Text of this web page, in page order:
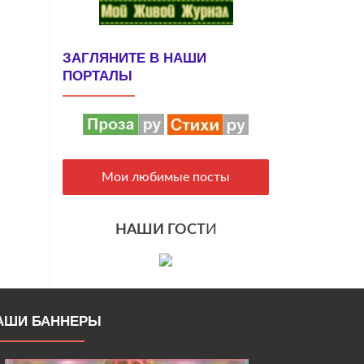
ЗАГЛЯНИТЕ В НАШИ
ПОРТАЛЫ
Мои любимые посты
НАШИ ГОСТИ
БАННЕРЫ